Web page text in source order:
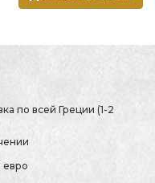
по всей Греции (1-2
евро